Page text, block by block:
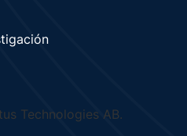
Technologies AB.